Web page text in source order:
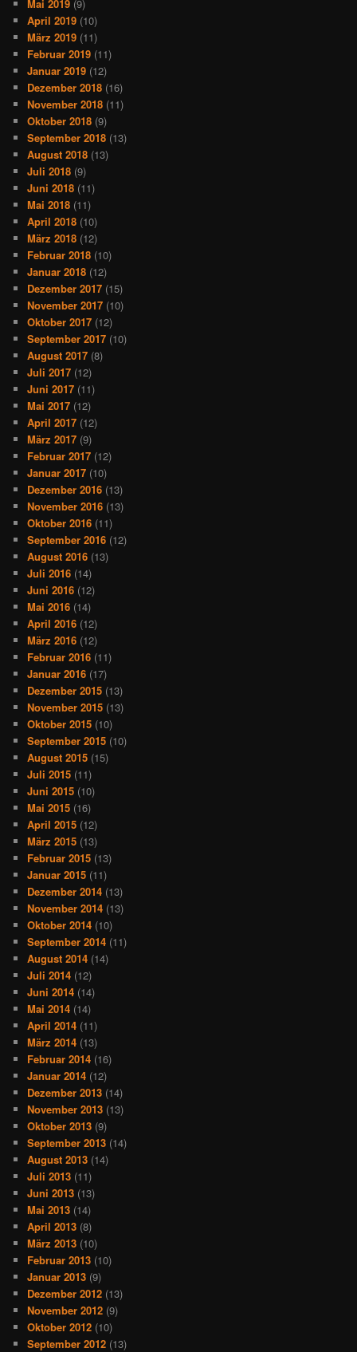
Mai 2019 (9)
April 2019 (10)
März 2019 (11)
Februar 2019 (11)
Januar 2019 (12)
Dezember 2018 (16)
November 2018 (11)
Oktober 2018 (9)
September 2018 (13)
August 2018 (13)
Juli 2018 (9)
Juni 2018 (11)
Mai 2018 (11)
April 2018 (10)
März 2018 (12)
Februar 2018 (10)
Januar 2018 (12)
Dezember 2017 (15)
November 2017 (10)
Oktober 2017 (12)
September 2017 (10)
August 2017 (8)
Juli 2017 (12)
Juni 2017 (11)
Mai 2017 (12)
April 2017 (12)
März 2017 (9)
Februar 2017 (12)
Januar 2017 (10)
Dezember 2016 (13)
November 2016 (13)
Oktober 2016 (11)
September 2016 (12)
August 2016 (13)
Juli 2016 (14)
Juni 2016 (12)
Mai 2016 (14)
April 2016 (12)
März 2016 (12)
Februar 2016 (11)
Januar 2016 (17)
Dezember 2015 (13)
November 2015 (13)
Oktober 2015 (10)
September 2015 (10)
August 2015 (15)
Juli 2015 (11)
Juni 2015 (10)
Mai 2015 (16)
April 2015 (12)
März 2015 (13)
Februar 2015 (13)
Januar 2015 (11)
Dezember 2014 (13)
November 2014 (13)
Oktober 2014 (10)
September 2014 (11)
August 2014 (14)
Juli 2014 (12)
Juni 2014 (14)
Mai 2014 (14)
April 2014 (11)
März 2014 (13)
Februar 2014 (16)
Januar 2014 (12)
Dezember 2013 (14)
November 2013 (13)
Oktober 2013 (9)
September 2013 (14)
August 2013 (14)
Juli 2013 (11)
Juni 2013 (13)
Mai 2013 (14)
April 2013 (8)
März 2013 (10)
Februar 2013 (10)
Januar 2013 (9)
Dezember 2012 (13)
November 2012 (9)
Oktober 2012 (10)
September 2012 (13)